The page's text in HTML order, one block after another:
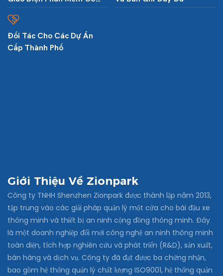
Đối Tác Cho Các Dự Án
Cấp Thành Phố
Giới Thiệu Về Zionpark
Công ty TNHH Shenzhen Zionpark được thành lập năm 2013,
tập trung vào các giải pháp quản lý một cửa cho bãi đậu xe
thông minh và thiết bị an ninh cộng đồng thông minh. Đây
là một doanh nghiệp đổi mới công nghệ an ninh thông minh
toàn diện, tích hợp nghiên cứu và phát triển (R&D), sản xuất,
bán hàng và dịch vụ. Công ty đã đạt được ba chứng nhận,
bao gồm hệ thống quản lý chất lượng ISO9001, hệ thống quản